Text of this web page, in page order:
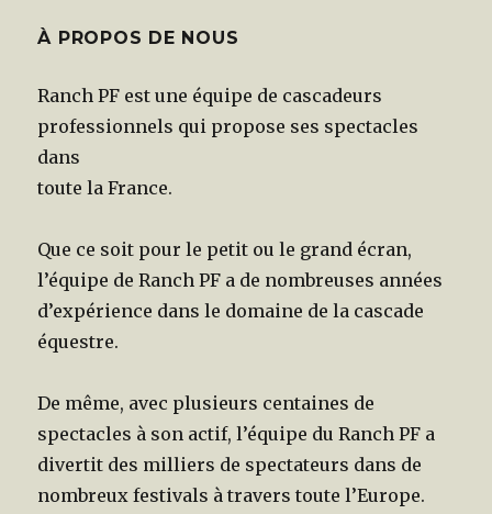
À PROPOS DE NOUS
Ranch PF est une équipe de cascadeurs
professionnels qui propose ses spectacles
dans
toute la France.
Que ce soit pour le petit ou le grand écran,
l’équipe de Ranch PF a de nombreuses années
d’expérience dans le domaine de la cascade
équestre.
De même, avec plusieurs centaines de
spectacles à son actif, l’équipe du Ranch PF a
divertit des milliers de spectateurs dans de
nombreux festivals à travers toute l’Europe.